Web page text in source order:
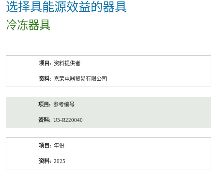
选择具能源效益的器具
冷冻器具
资料提供者
嘉荣电器贸易有限公司
参考编号
U3-R220040
年份
2025